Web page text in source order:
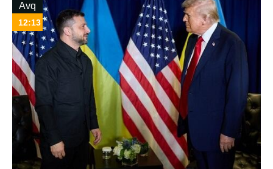
Avq
12:13